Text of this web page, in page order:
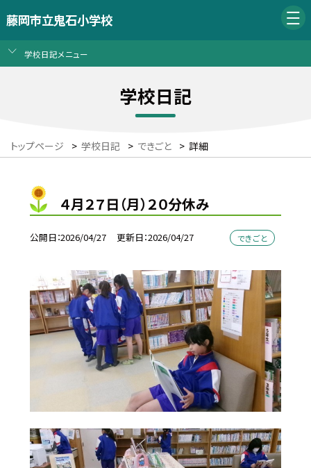
藤岡市立鬼石小学校
学校日記メニュー
学校日記
トップページ > 学校日記 > できごと > 詳細
４月２７日（月）２０分休み
公開日 2026/04/27 更新日 2026/04/27 できごと